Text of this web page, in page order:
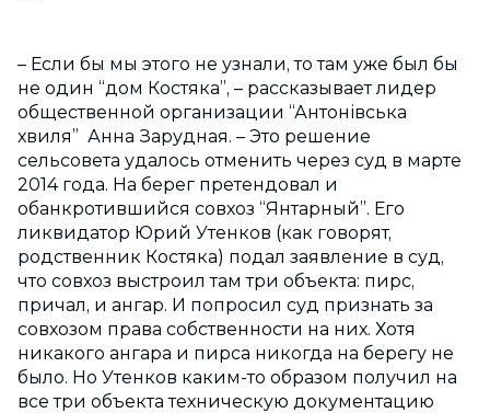
– Если бы мы этого не узнали, то там уже был бы
не один “дом Костяка”, – рассказывает лидер
общественной организации “Антонівська
хвиля” Анна Зарудная. – Это решение
сельсовета удалось отменить через суд в марте
2014 года. На берег претендовал и
обанкротившийся совхоз “Янтарный”. Его
ликвидатор Юрий Утенков (как говорят,
родственник Костяка) подал заявление в суд,
что совхоз выстроил там три объекта: пирс,
причал, и ангар. И попросил суд признать за
совхозом права собственности на них. Хотя
никакого ангара и пирса никогда на берегу не
было. Но Утенков каким-то образом получил на
все три объекта техническую документацию